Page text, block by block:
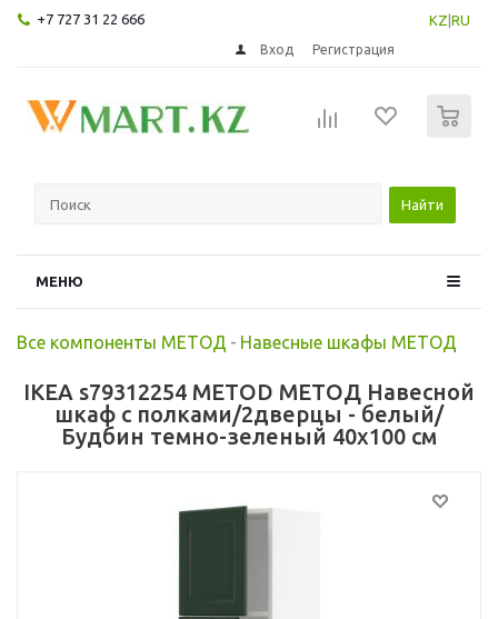
+7 727 31 22 666 KZ RU
Вход Регистрация
Найти
МЕНЮ
Все компоненты МЕТОД - Навесные шкафы МЕТОД
IKEA s79312254 METOD МЕТОД Навесной
шкаф с полками/2дверцы - белый/
Будбин темно-зеленый 40x100 см